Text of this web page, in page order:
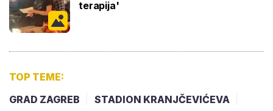
terapija'
TOP TEME:
GRAD ZAGREB
STADION KRANJČEVIĆEVA